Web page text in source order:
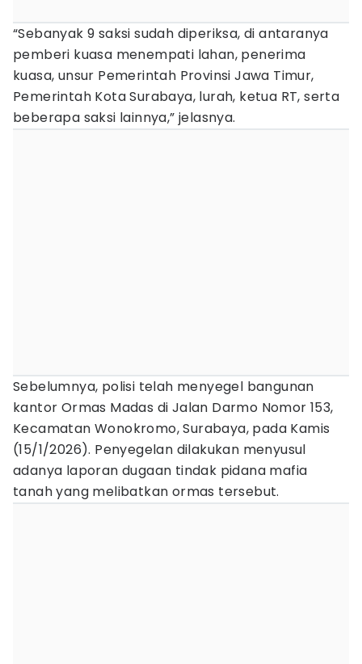
“Sebanyak 9 saksi sudah diperiksa, di antaranya
pemberi kuasa menempati lahan, penerima
kuasa, unsur Pemerintah Provinsi Jawa Timur,
Pemerintah Kota Surabaya, lurah, ketua RT, serta
beberapa saksi lainnya,” jelasnya.
Sebelumnya, polisi telah menyegel bangunan
kantor Ormas Madas di Jalan Darmo Nomor 153,
Kecamatan Wonokromo, Surabaya, pada Kamis
(15/1/2026). Penyegelan dilakukan menyusul
adanya laporan dugaan tindak pidana mafia
tanah yang melibatkan ormas tersebut.